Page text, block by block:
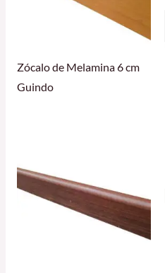
Zócalo de Melamina 6 cm
Guindo